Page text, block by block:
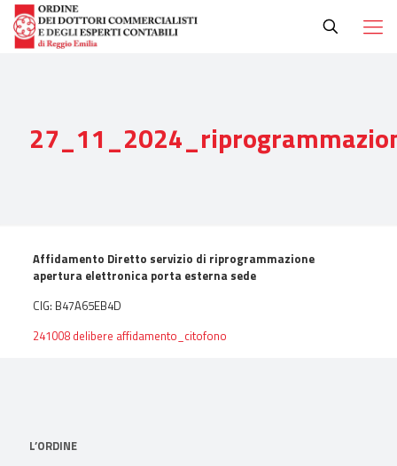
Affidamento Diretto servizio di riprogrammazione
apertura elettronica porta esterna sede
CIG: B47A65EB4D
241008 delibere affidamento_citofono
L’ORDINE